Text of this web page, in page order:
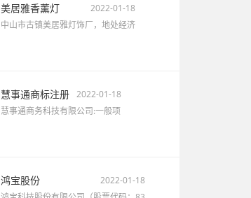
美居雅香薰灯
2022-01-18
中山市古镇美居雅灯饰厂，地处经济
慧事通商标注册 2022-01-18
慧事通商务科技有限公司:一般项
鸿宝股份
2022-01-18